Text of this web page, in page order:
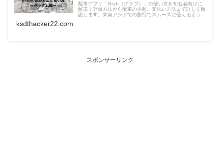
配車アプリ「Grab（グラブ）」の使い方を初心者向けに
解説！登録方法から配車の手順、支払い方法まで詳しく解
説します。東南アジアでの旅行でスムーズに使えるように
ksdthacker22.com
スポンサーリンク